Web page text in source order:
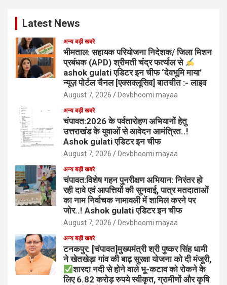
Latest News
अन्य बड़ी खबरे
भीमताल: सहायक परियोजना निदेशक/ जिला मिशन
प्रबंधक (APD) श्रीमती चंद्र फर्त्याल से
ashok gulati एडिटर इन चीफ ‘देवभूमि माया’
न्यूज़ पोर्टल चैनल [एक्सक्लूसिव] बातचीत :- लाइव
August 7, 2026 Devbhoomi mayaa
अन्य बड़ी खबरे
चंपावत:2026 के पर्वतारोहण अभियानों हेतु
उत्तराखंड के युवाओं से आवेदन आमंत्रित..!
Ashok gulati एडिटर इन चीफ
August 7, 2026 Devbhoomi mayaa
अन्य बड़ी खबरे
चंपावत:विशेष गहन पुनरीक्षण अभियान: निरंतर हो
रही दावे एवं आपत्तियों की सुनवाई, पात्र मतदाताओं
का नाम निर्वाचक नामावली में शामिल करने पर
जोर..! Ashok gulati एडिटर इन चीफ
August 7, 2026 Devbhoomi mayaa
अन्य बड़ी खबरे
टनकपुर: [चंपावत]मुख्यमंत्री श्री पुष्कर सिंह धामी
ने खेतखेड़ा गांव की बाढ़ सुरक्षा योजना को दी मंजूरी,
शारदा नदी से होने वाले भू-कटाव को रोकने के
लिए 6.82 करोड़ रुपये स्वीकृत, ग्रामीणों और कृषि